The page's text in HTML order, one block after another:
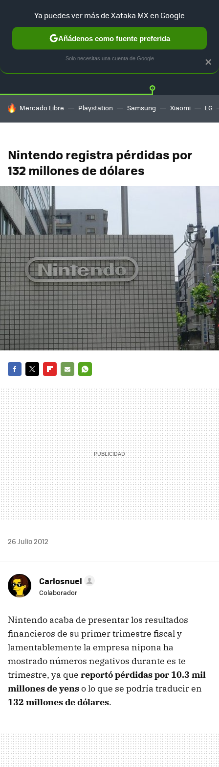
Twitter
HOY SE HABLA DE
Mercado Libre Playstation Samsung Xiaomi LG
Nintendo registra pérdidas por
132 millones de dólares
MAIL
26 Julio 2012
Carlosnuel
Colaborador
Nintendo acaba de presentar los resultados
financieros de su primer trimestre fiscal y
lamentablemente la empresa nipona ha
mostrado números negativos durante es te
trimestre, ya que reportó pérdidas por 10.3 mil
millones de yenso lo que se podría traducir en
132 millones de dólares.
×
Ya puedes ver más de Xataka MX en Google
Añádenos como fuente preferida
Solo necesitas una cuenta de Google